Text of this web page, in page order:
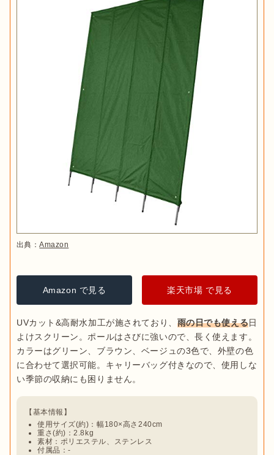
出典：Amazon
Amazon で見る 楽天市場 で見る
UVカット&高耐水加工が施されており、 雨の日でも使える日
よけスクリーン。ポールはさびに強いので、長く使えます。
カラーはグリーン、ブラウン、ベージュの3色で、外壁の色
に合わせて選択可能。キャリーバッグ付きなので、使用しな
使用サイズ(約)：幅180×高さ240cm
重さ(約)：2.8kg
素材：ポリエステル、ステンレス
付属品：-